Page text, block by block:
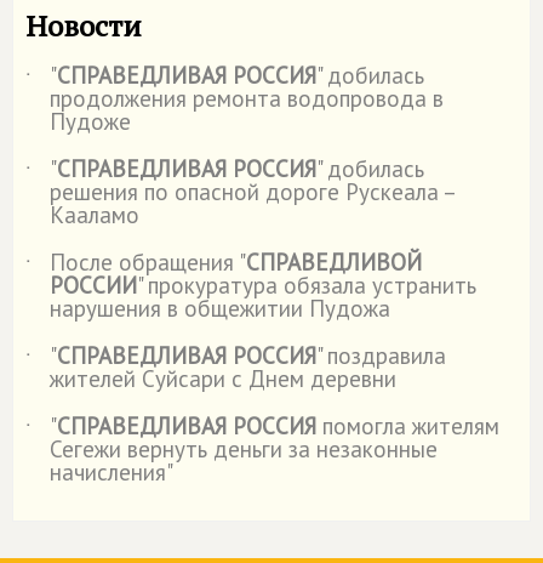
Новости
˙ "СПРАВЕДЛИВАЯ РОССИЯ" добилась
продолжения ремонта водопровода в
Пудоже
˙
"СПРАВЕДЛИВАЯ РОССИЯ" добилась
решения по опасной дороге Рускеала –
Кааламо
˙
После обращения "СПРАВЕДЛИВОЙ
РОССИИ" прокуратура обязала устранить
нарушения в общежитии Пудожа
˙
"СПРАВЕДЛИВАЯ РОССИЯ" поздравила
жителей Суйсари с Днем деревни
˙
"СПРАВЕДЛИВАЯ РОССИЯ помогла жителям
Сегежи вернуть деньги за незаконные
начисления"